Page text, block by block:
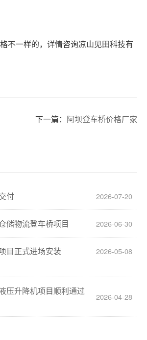
不一样的，详情咨询凉山见田科技有
下一篇： 阿坝登车桥价格厂家
付 2026-07-20
储物流登车桥项目 2026-06-30
目正式进场安装 2026-05-08
压升降机项目顺利通过
2026-04-28